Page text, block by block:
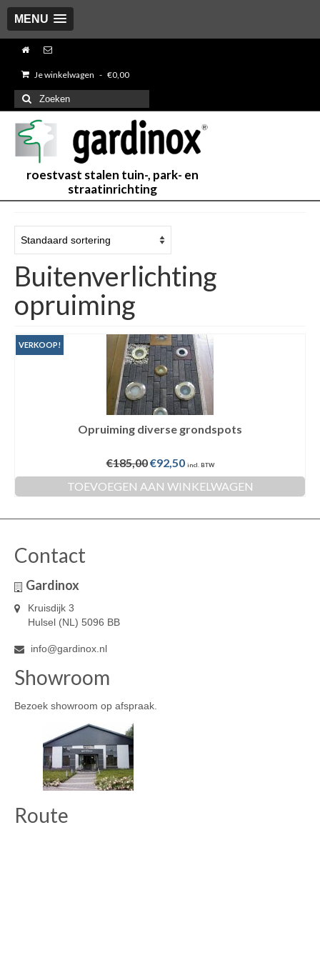
MENU
Je winkelwagen - €0,00
Zoeken
naar:
roestvast stalen tuin-, park- en
straatinrichting
Buitenverlichting
opruiming
VERKOOP!
Opruiming diverse grondspots
€185,00Oorspronkelijke
prijs
was:
€92,50Huidige
prijs
is:
incl. BTW
TOEVOEGEN AAN WINKELWAGEN
Contact
Gardinox
Kruisdijk 3
Hulsel (NL) 5096 BB
info@gardinox.nl
Showroom
Bezoek showroom op afspraak.
Route